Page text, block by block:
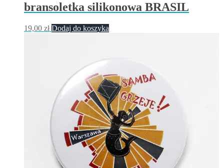
bransoletka silikonowa BRASIL
19,00 zł Dodaj do koszyka